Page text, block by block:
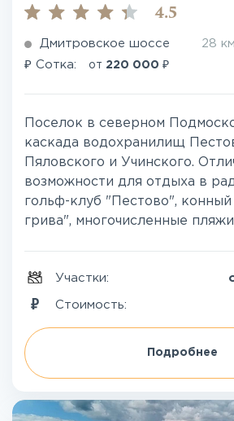
4.5
Дмитровское шоссе 28
₽ Сотка: от 220 000 ₽
Поселок в северном
каскада водохранилищ
Пяловского и Учинского.
возможности для отдыха в
гольф-клуб "Пестово", конный
грива", многочисленные пляжи
Участки:
Стоимость:
Подробнее